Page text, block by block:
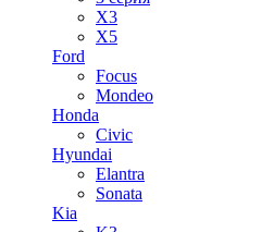
X3
X5
Ford
Focus
Mondeo
Honda
Civic
Hyundai
Elantra
Sonata
Kia